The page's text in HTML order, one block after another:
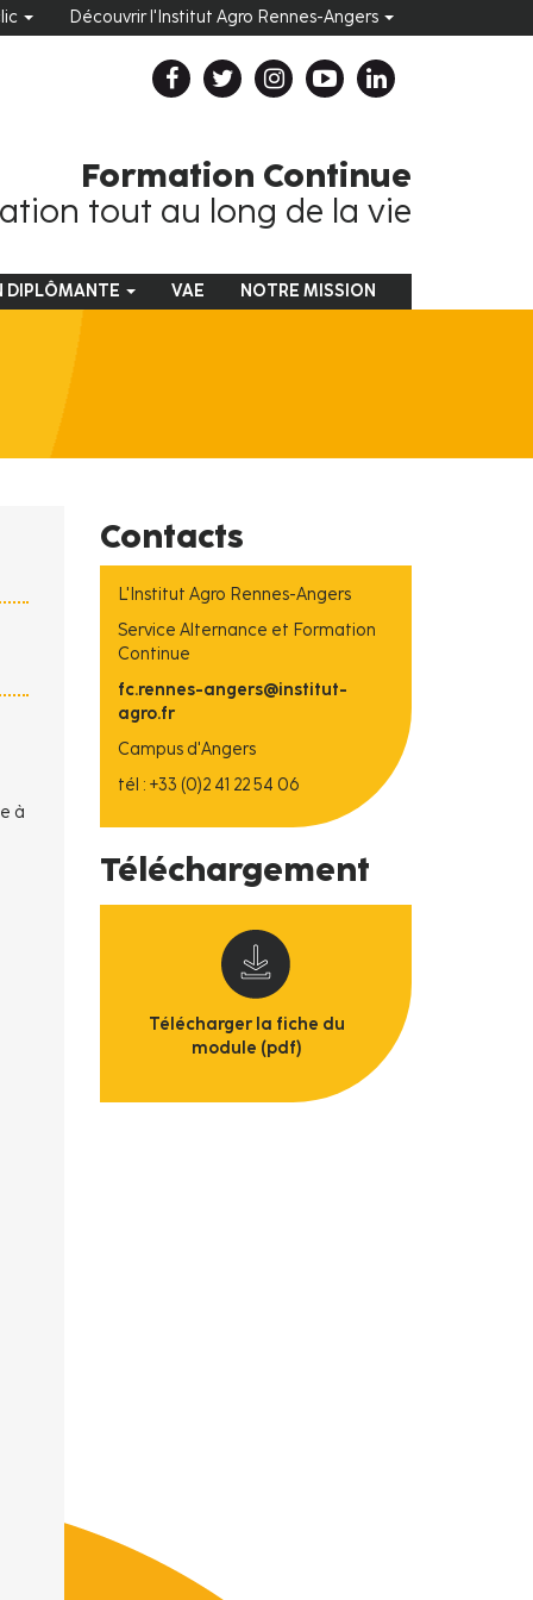
Découvrir l'Institut Agro Rennes-Angers
Formation Continue
tout au long de la vie
DIPLÔMANTE VAE NOTRE MISSION
à
Contacts
L'Institut Agro Rennes-Angers
Service Alternance et Formation
Continue
fc.rennes-angers@institut-
agro.fr
Campus d'Angers
tél : +33 (0)2 41 22 54 06
Téléchargement
Télécharger la fiche du
module (pdf)